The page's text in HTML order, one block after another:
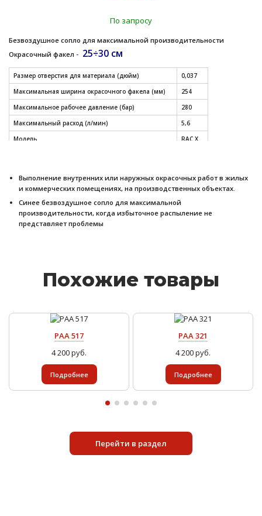
По запросу
Безвоздушное сопло для максимальной производительности
Окрасочный факел - 25÷30 см
Размер отверстия для материала (дюйм)
0,037
Максимальная ширина окрасочного факела (мм)
254
Максимальное рабочее давление (бар)
280
Максимальный расход (л/мин)
5,6
Модель
RAC X
Выполнение внутренних или наружных окрасочных работ в жилых
и коммерческих помещениях, на производственных объектах.
Синее безвоздушное сопло для максимальной
производительности, когда избыточное распыление не
представляет проблемы
Похожие товары
PAA 517
4 200 руб.
Подробнее
PAA 321
4 200 руб.
Подробнее
Перейти в раздел